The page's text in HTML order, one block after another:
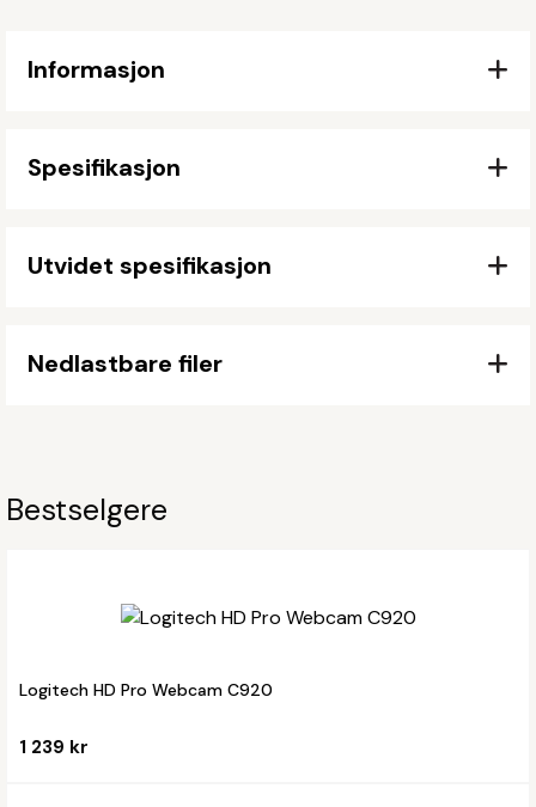
Informasjon
Spesifikasjon
Utvidet spesifikasjon
Nedlastbare filer
Bestselgere
Logitech HD Pro Webcam C920
1 239 kr